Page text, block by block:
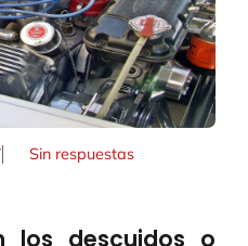
Sin respuestas
los descuidos o